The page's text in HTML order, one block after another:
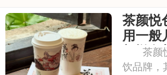
是大约多
括哪些方
能为您
茶颜悦
用一般
颜悦
2025
茶颜悦
饮品牌，